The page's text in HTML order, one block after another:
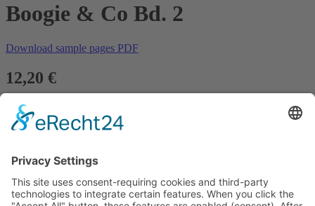
Boogie & Co Bd. 2
Download sample pages PDF
12,20 €
Quantity:
Info
Order no.:40472